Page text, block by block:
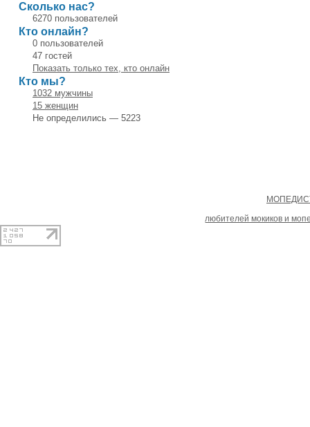
Сколько нас?
6270 пользователей
Кто онлайн?
0 пользователей
47 гостей
Показать только тех, кто онлайн
Кто мы?
1032 мужчины
15 женщин
Не определились — 5223
любителей мокиков и